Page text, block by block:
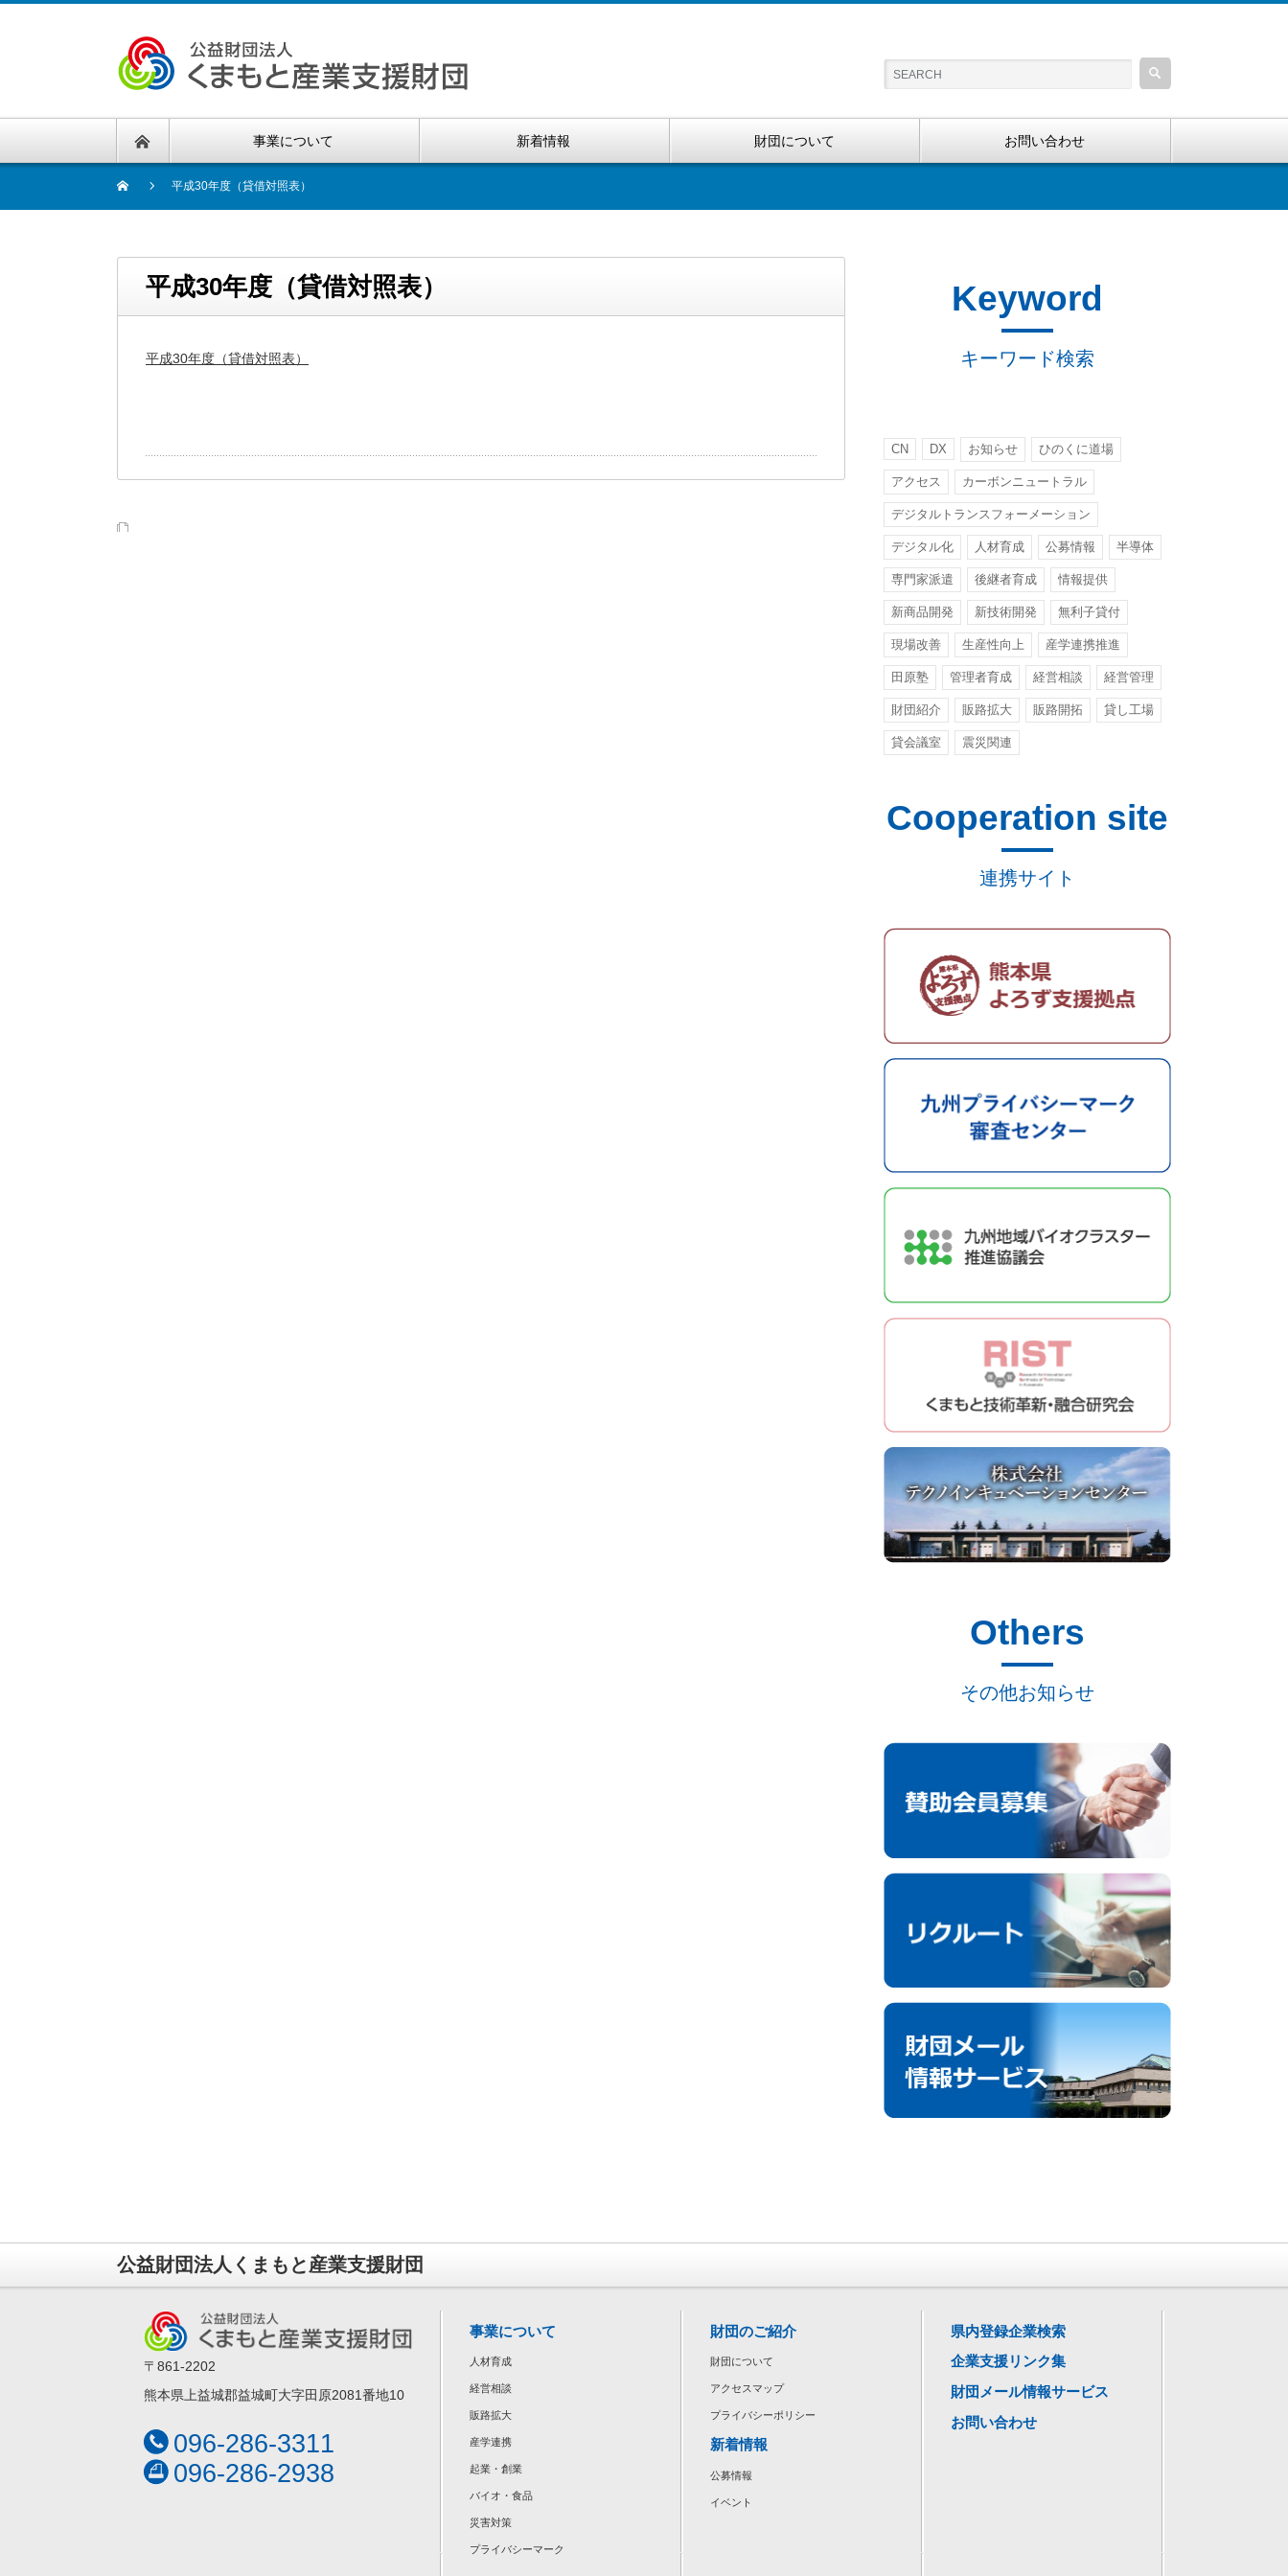
事業について 新着情報 財団について お問い合わせ
平成30年度（貸借対照表）
平成30年度（貸借対照表）
平成30年度（貸借対照表）
Keyword
キーワード検索
CN DX お知らせ ひのくに道場
アクセス カーボンニュートラル
デジタルトランスフォーメーション
デジタル化 人材育成 公募情報 半導体
専門家派遣 後継者育成 情報提供
新商品開発 新技術開発 無利子貸付
現場改善 生産性向上 産学連携推進
田原塾 管理者育成 経営相談 経営管理
財団紹介 販路拡大 販路開拓 貸し工場
貸会議室 震災関連
Cooperation site
連携サイト
Others
その他お知らせ
公益財団法人くまもと産業支援財団
〒861-2202
熊本県上益城郡益城町大字田原2081番地10
096-286-3311
096-286-2938
事業について
人材育成
経営相談
販路拡大
産学連携
起業・創業
バイオ・食品
災害対策
プライバシーマーク
財団のご紹介
財団について
アクセスマップ
プライバシーポリシー
新着情報
公募情報
イベント
県内登録企業検索
企業支援リンク集
財団メール情報サービス
お問い合わせ